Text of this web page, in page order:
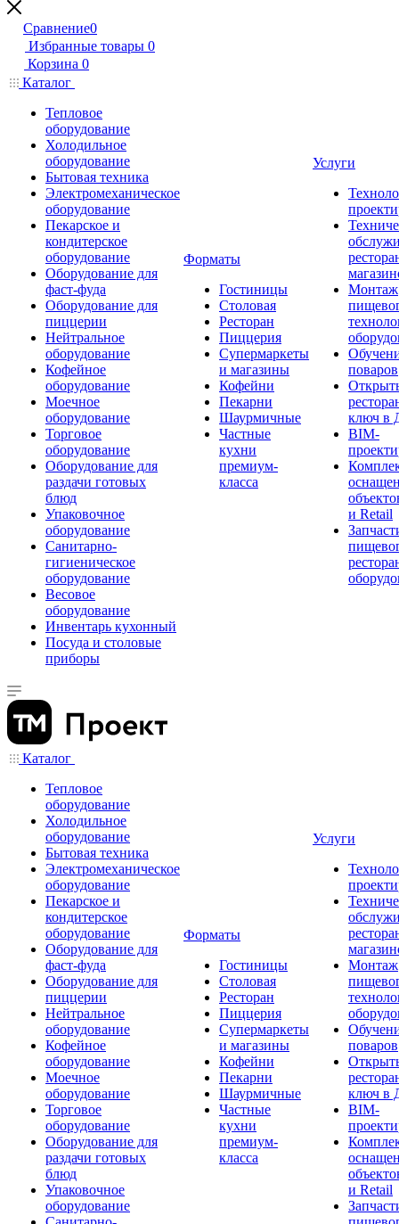
Сравнение0
Избранные товары 0
Корзина 0
Каталог
Тепловое
оборудование
Холодильное
оборудование
Бытовая техника
Электромеханическое
оборудование
Пекарское и
кондитерское
оборудование
Оборудование для
фаст-фуда
Оборудование для
пиццерии
Нейтральное
оборудование
Кофейное
оборудование
Моечное
оборудование
Торговое
оборудование
Оборудование для
раздачи готовых
блюд
Упаковочное
оборудование
Санитарно-
гигиеническое
оборудование
Весовое
оборудование
Инвентарь кухонный
Посуда и столовые
приборы
Форматы
Гостиницы
Столовая
Ресторан
Пиццерия
Супермаркеты
и магазины
Кофейни
Пекарни
Шаурмичные
Частные
кухни
премиум-
класса
Услуги
Монтаж
поваров
ключ в
BIM-
и Retail
Каталог
Тепловое
оборудование
Холодильное
оборудование
Бытовая техника
Электромеханическое
оборудование
Пекарское и
кондитерское
оборудование
Оборудование для
фаст-фуда
Оборудование для
пиццерии
Нейтральное
оборудование
Кофейное
оборудование
Моечное
оборудование
Торговое
оборудование
Оборудование для
раздачи готовых
блюд
Упаковочное
оборудование
Форматы
Гостиницы
Столовая
Ресторан
Пиццерия
Супермаркеты
и магазины
Кофейни
Пекарни
Шаурмичные
Частные
кухни
премиум-
класса
Услуги
Монтаж
поваров
ключ в
BIM-
и Retail